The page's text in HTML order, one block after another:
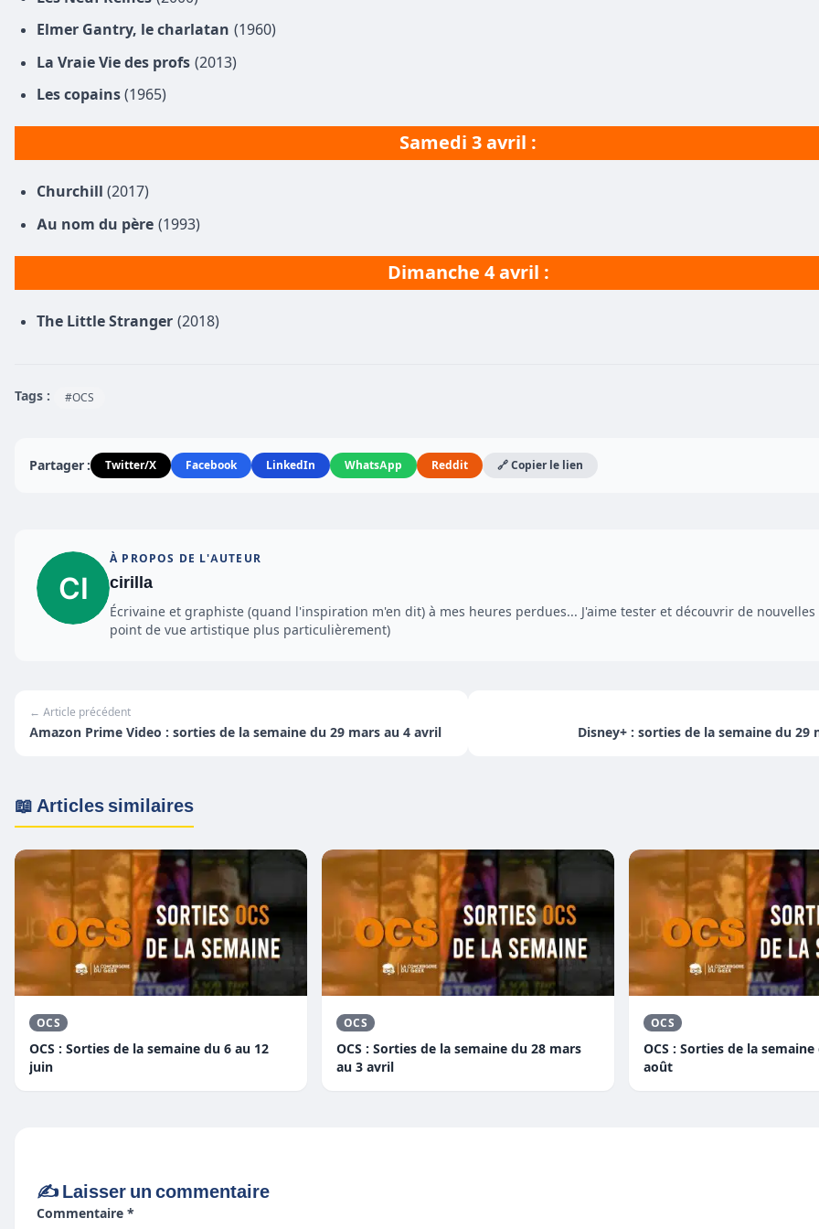
Elmer Gantry, le charlatan (1960)
La Vraie Vie des profs (2013)
Les copains (1965)
Samedi 3 avril :
Churchill (2017)
Au nom du père (1993)
Dimanche 4 avril :
The Little Stranger (2018)
Tags : #OCS
Partager : Twitter/X Facebook LinkedIn WhatsApp Reddit 🔗 Copier le lien
À PROPOS DE L'AUTEUR
cirilla
Écrivaine et graphiste (quand l'inspiration m'en dit) à mes heures perdues... J'aime tester et découvrir de nouvelles
point de vue artistique plus particulièrement)
← Article précédent
Amazon Prime Video : sorties de la semaine du 29 mars au 4 avril Disney+ : sorties de la semaine du 29
📖 Articles similaires
OCS
OCS : Sorties de la semaine du 6 au 12
juin
OCS
OCS : Sorties de la semaine du 28 mars
au 3 avril
OCS
OCS : Sorties de la semaine
août
✍️ Laisser un commentaire
Commentaire *